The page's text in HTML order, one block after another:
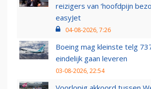
reizigers van ‘hoofdpijn
easyJet
04-08-2026, 7:26
Boeing mag kleinste telg
eindelijk gaan leveren
03-08-2026, 22:54